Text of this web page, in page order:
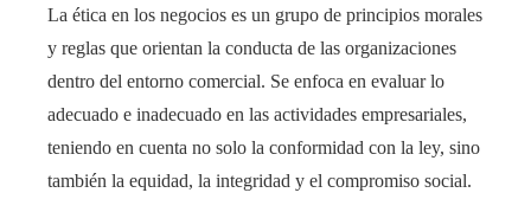
La ética en los negocios es un grupo de principios morales
y reglas que orientan la conducta de las organizaciones
dentro del entorno comercial. Se enfoca en evaluar lo
adecuado e inadecuado en las actividades empresariales,
teniendo en cuenta no solo la conformidad con la ley, sino
también la equidad, la integridad y el compromiso social.